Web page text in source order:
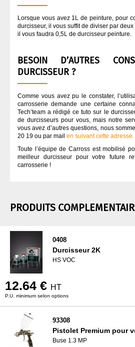
Lorsque vous avez 1L de peinture, pour
durcisseur, il vous suffit de diviser par
il vous faudra 0,5L de durcisseur peinture.
BESOIN D’AUTRES
DURCISSEUR ?
Comme vous avez pu le constater,
carrosserie demande une certaine
Tech’team a rédigé ce tuto sur le
de durcisseurs pour vous, mais notre
vous avez d’autres questions, nous
20 19 ou par mail en suivant cette adresse.
Toute l’équipe de Carross est mobilisé
meilleur durcisseur pour votre future
carrosserie !
PRODUITS
0408
Durcisseur 2K
HS VOC
12.64 € HT
P.U. minimum selon options
93308
Pistolet Premium pour
Buse 1.3 MP